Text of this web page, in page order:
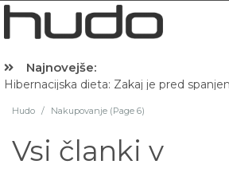
Najnovejše:
Hibernacijska dieta: Zakaj je pred
Hudo / Nakupovanje (Page 6)
Vsi članki v